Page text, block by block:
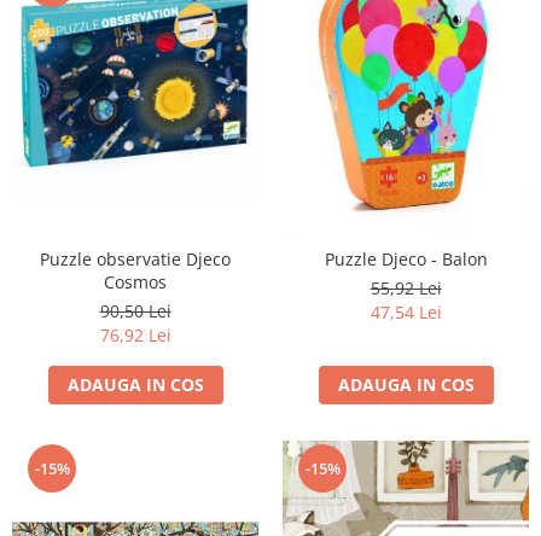
Puzzle observatie Djeco
Cosmos
90,50 Lei
76,92 Lei
ADAUGA IN COS
Puzzle Djeco - Balon
55,92 Lei
47,54 Lei
ADAUGA IN COS
-15% -15%